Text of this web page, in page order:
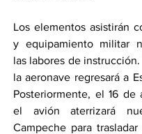
Los elementos asistirán
y equipamiento militar
las labores de instrucción.
la aeronave regresará a
Posteriormente, el 16 de
el avión aterrizará
Campeche para